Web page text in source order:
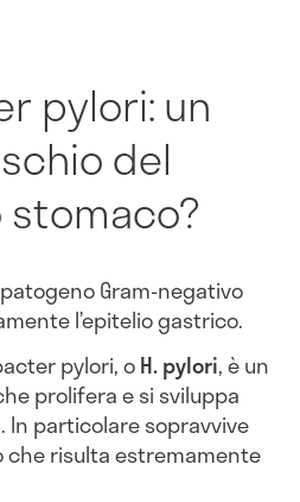
pylori: un
del
Gram-negativo
l’epitelio gastrico.
pylori, oH. pylori, è un
prolifera e si sviluppa
In particolare sopravvive
che risulta estremamente